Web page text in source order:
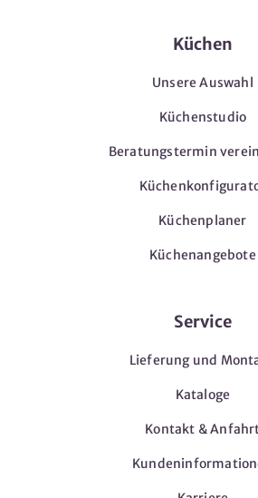
Küchen
Unsere Auswahl
Küchenstudio
Beratungstermin
Küchenplaner
Küchenangebote
Service
Lieferung und
Kataloge
Kontakt &